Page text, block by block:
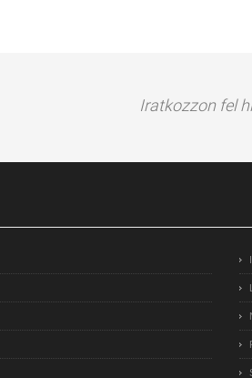
Iratkozzon fel